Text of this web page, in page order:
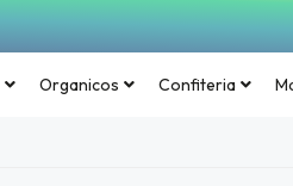
Organicos Confiteria